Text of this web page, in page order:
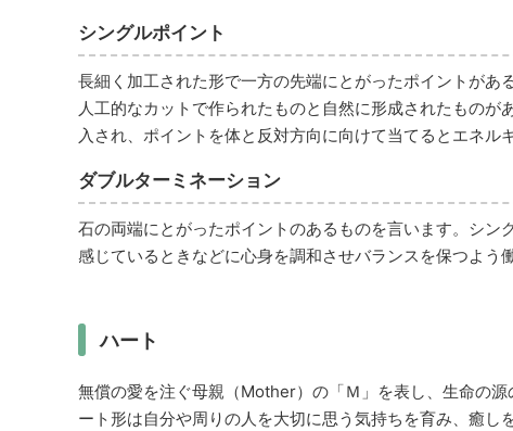
シングルポイント
長細く加工された形で一方の先端にとがったポイントがあ
人工的なカットで作られたものと自然に形成されたもの
入され、ポイントを体と反対方向に向けて当てるとエネル
ダブルターミネーション
石の両端にとがったポイントのあるものを言います。シ
感じているときなどに心身を調和させバランスを保つよう
ハート
無償の愛を注ぐ母親（Mother）の「Ｍ」を表し、生命の
ート形は自分や周りの人を大切に思う気持ちを育み、癒し